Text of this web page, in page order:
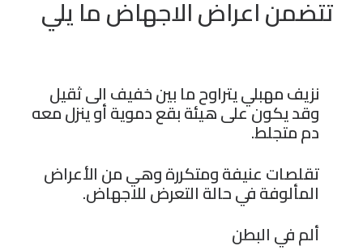
تتضمن اعراض الاجهاض ما يلي
نزيف مهبلي يتراوح ما بين خفيف الى ثقيل
وقد يكون على هيئة بقع دموية أو ينزل معه
دم متجلط.
تقلصات عنيفة ومتكررة وهي من الأعراض
المألوفة في حالة التعرض للاجهاض.
ألم في البطن